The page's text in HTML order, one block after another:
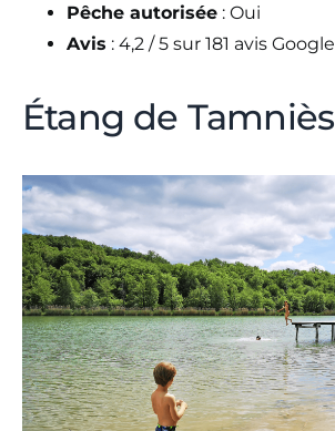
Pêche autorisée : Oui
Avis : 4,2 / 5 sur 181 avis Google
Étang de Tamniès